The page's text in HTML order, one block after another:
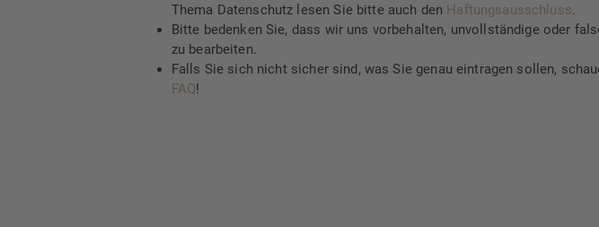
Thema Datenschutz lesen Sie bitte auch den Haftungsausschluss.
Bitte bedenken Sie, dass wir uns vorbehalten, unvollständige oder
zu bearbeiten.
Falls Sie sich nicht sicher sind, was Sie genau eintragen sollen,
FAQ!